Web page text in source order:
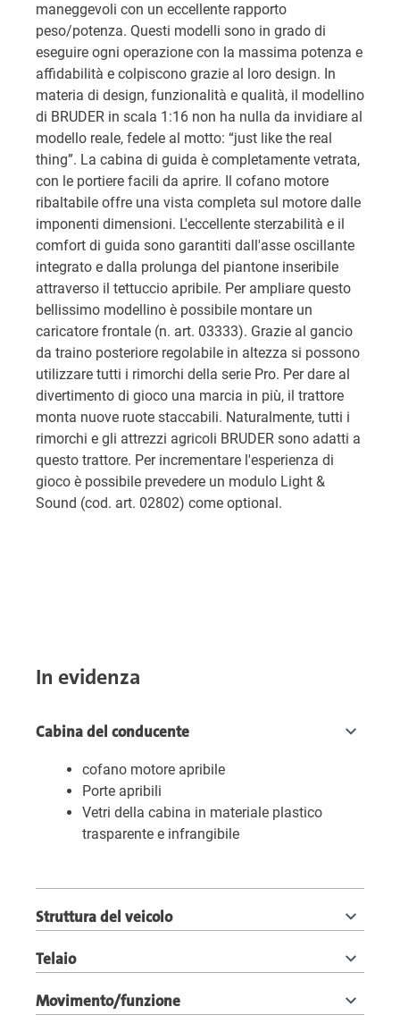
maneggevoli con un eccellente rapporto
peso/potenza. Questi modelli sono in grado di
eseguire ogni operazione con la massima potenza e
affidabilità e colpiscono grazie al loro design. In
materia di design, funzionalità e qualità, il modellino
di BRUDER in scala 1:16 non ha nulla da invidiare al
modello reale, fedele al motto: “just like the real
thing”. La cabina di guida è completamente vetrata,
con le portiere facili da aprire. Il cofano motore
ribaltabile offre una vista completa sul motore dalle
imponenti dimensioni. L'eccellente sterzabilità e il
comfort di guida sono garantiti dall'asse oscillante
integrato e dalla prolunga del piantone inseribile
attraverso il tettuccio apribile. Per ampliare questo
bellissimo modellino è possibile montare un
caricatore frontale (n. art. 03333). Grazie al gancio
da traino posteriore regolabile in altezza si possono
utilizzare tutti i rimorchi della serie Pro. Per dare al
divertimento di gioco una marcia in più, il trattore
monta nuove ruote staccabili. Naturalmente, tutti i
rimorchi e gli attrezzi agricoli BRUDER sono adatti a
questo trattore. Per incrementare l'esperienza di
gioco è possibile prevedere un modulo Light &
Sound (cod. art. 02802) come optional.
In evidenza
Cabina del conducente
cofano motore apribile
Porte apribili
Vetri della cabina in materiale plastico
trasparente e infrangibile
Struttura del veicolo
Telaio
Movimento/funzione